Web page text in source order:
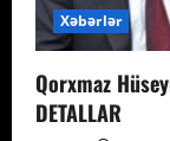
Xəbərlər
Qorxmaz
DETALLAR